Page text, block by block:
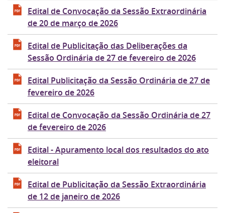
Edital de Convocação da Sessão Extraordinária
de 20 de março de 2026
Edital de Publicitação das Deliberações da
Sessão Ordinária de 27 de fevereiro de 2026
Edital Publicitação da Sessão Ordinária de 27 de
fevereiro de 2026
Edital de Convocação da Sessão Ordinária de 27
de fevereiro de 2026
Edital - Apuramento local dos resultados do ato
eleitoral
Edital de Publicitação da Sessão Extraordinária
de 12 de janeiro de 2026